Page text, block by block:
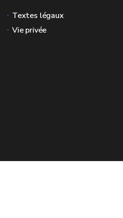
Textes légaux
Vie privée